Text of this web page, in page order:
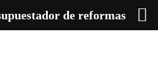
de reformas